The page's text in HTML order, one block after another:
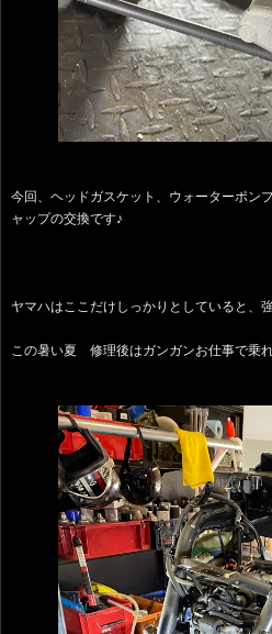
今回、ヘッドガスケット、ウォーターポン
ャップの交換です♪
ヤマハはここだけしっかりとしていると、
この暑い夏 修理後はガンガンお仕事で乗